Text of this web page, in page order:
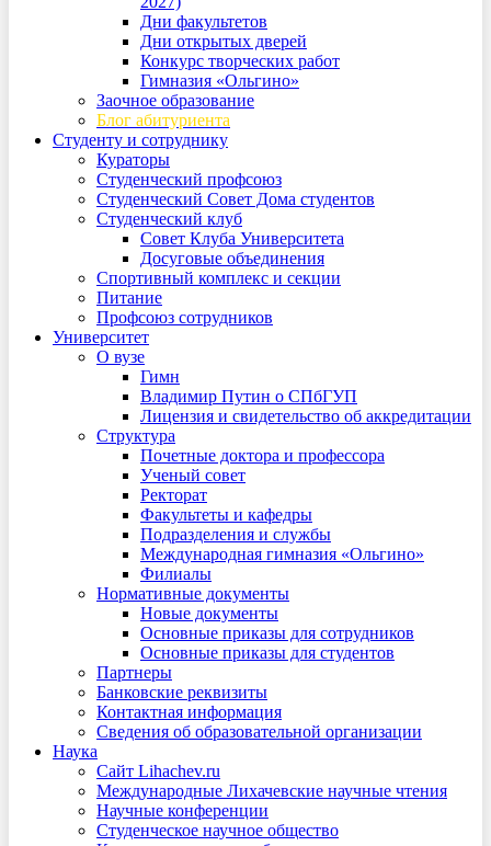
Дни факультетов
Дни открытых дверей
Конкурс творческих работ
Гимназия «Ольгино»
Заочное образование
Блог абитуриента
Студенту и сотруднику
Кураторы
Студенческий профсоюз
Студенческий Совет Дома студентов
Студенческий клуб
Совет Клуба Университета
Досуговые объединения
Спортивный комплекс и секции
Питание
Профсоюз сотрудников
Университет
О вузе
Гимн
Владимир Путин о СПбГУП
Лицензия и свидетельство об аккредитации
Структура
Почетные доктора и профессора
Ученый совет
Ректорат
Факультеты и кафедры
Подразделения и службы
Международная гимназия «Ольгино»
Филиалы
Нормативные документы
Новые документы
Основные приказы для сотрудников
Основные приказы для студентов
Партнеры
Банковские реквизиты
Контактная информация
Сведения об образовательной организации
Наука
Сайт Lihachev.ru
Международные Лихачевские научные чтения
Научные конференции
Студенческое научное общество